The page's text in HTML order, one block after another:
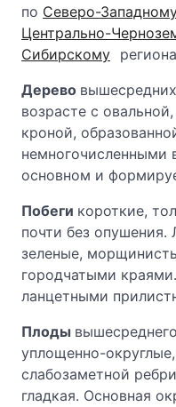
по Северо-
Центрально-
Сибирскому
Дерево
возрасте с
кроной,
немногочисленными
основном и
Побеги короткие,
почти без
зеленые,
городчатыми
ланцетными
Плоды
уплощенно-
слабозаметной
гладкая. Основная